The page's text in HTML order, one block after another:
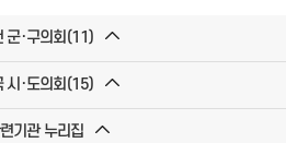
군·구의회(11)
시·도의회(15)
기관 누리집